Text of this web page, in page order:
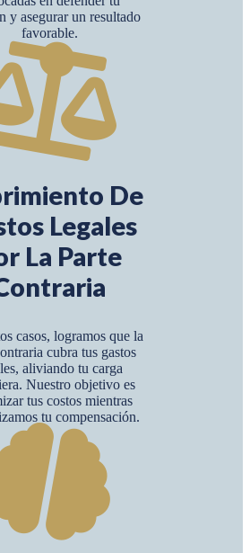
y asegurar un resultado
favorable.
De
Legales
La Parte
casos, logramos que la
cubra tus gastos
aliviando tu carga
Nuestro objetivo es
tus costos mientras
tu compensación.